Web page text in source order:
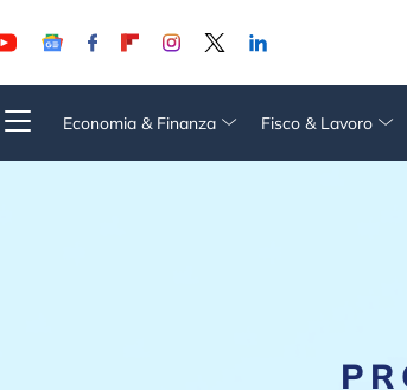
Economia & Finanza Fisco & Lavoro